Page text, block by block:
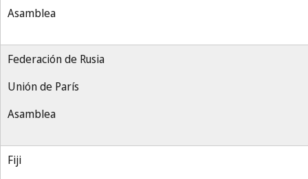
Asamblea
Federación de Rusia
Unión de París
Asamblea
Fiji